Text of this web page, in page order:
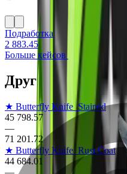
Подработка
2 883.45
Больше кейсов
Другие скины на
★ Butterfly KnifeStained
45 798.57
—
71 201.72
★ Butterfly Knife Rust Coat
44 684.01
—